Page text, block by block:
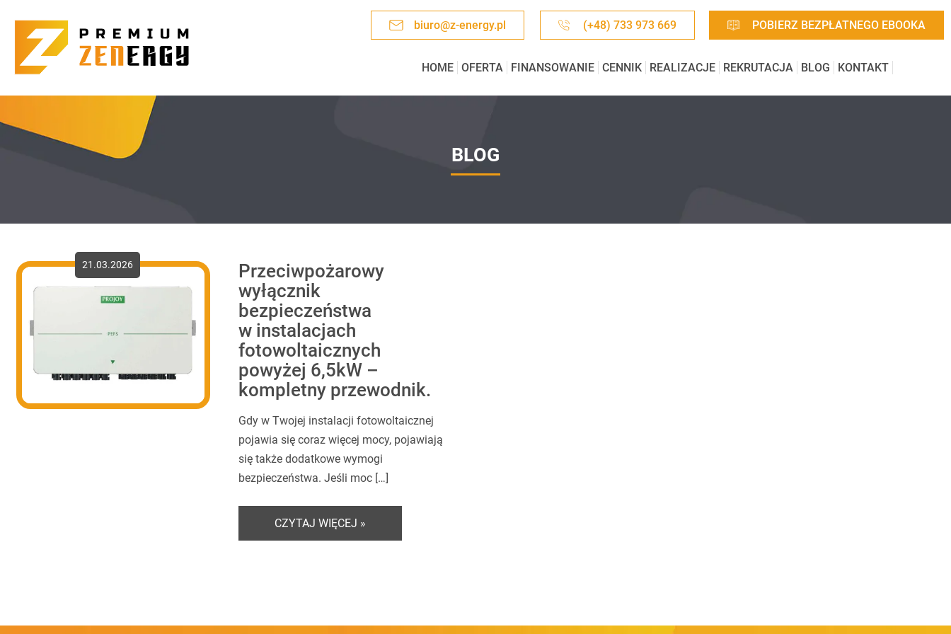
biuro@z-energy.pl (+48) 733 973 669 POBIERZ BEZPŁATNEGO EBOOKA
HOME OFERTA FINANSOWANIE CENNIK REALIZACJE REKRUTACJA BLOG KONTAKT
BLOG
21.03.2026
Przeciwpożarowy
wyłącznik
bezpieczeństwa
w instalacjach
fotowoltaicznych
powyżej 6,5kW –
kompletny przewodnik.
Gdy w Twojej instalacji fotowoltaicznej
pojawia się coraz więcej mocy, pojawiają
się także dodatkowe wymogi
bezpieczeństwa. Jeśli moc […]
CZYTAJ WIĘCEJ »